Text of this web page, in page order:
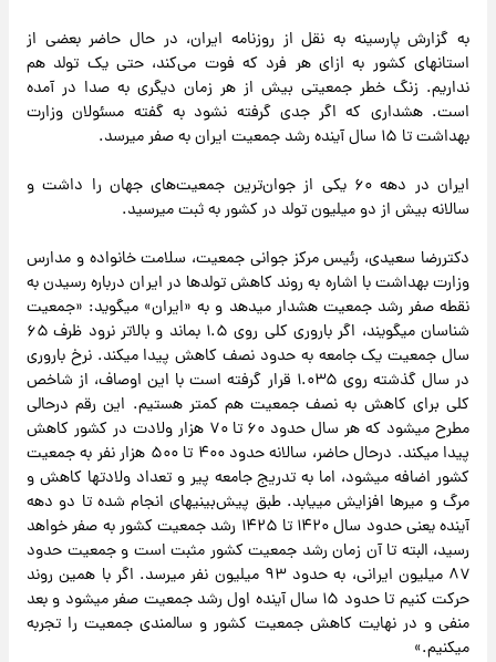
به گزارش پارسینه به نقل از روزنامه ایران، در حال حاضر بعضی از
استان‎های کشور به ازای هر فرد که فوت می‌کند، حتی یک تولد هم
نداریم. زنگ خطر جمعیتی بیش از هر زمان دیگری به صدا در آمده
است. هشداری که اگر جدی گرفته نشود به گفته مسئولان وزارت
بهداشت تا ۱۵ سال آینده رشد جمعیت ایران به صفر می‎رسد.
ایران در دهه ۶۰ یکی از جوان‌ترین جمعیت‌های جهان را داشت و
سالانه بیش از دو میلیون تولد در کشور به ثبت می‎رسید.
دکتررضا سعیدی، رئیس مرکز جوانی جمعیت، سلامت خانواده و مدارس
وزارت بهداشت با اشاره به روند کاهش تولدها در ایران درباره رسیدن به
نقطه صفر رشد جمعیت هشدار می‎دهد و به «ایران» می‎گوید: «جمعیت
شناسان می‎گویند، اگر باروری کلی روی ۱.۵ بماند و بالاتر نرود ظرف ۶۵
سال جمعیت یک جامعه به حدود نصف کاهش پیدا می‎کند. نرخ باروری
در سال گذشته روی ۱.۰۳۵ قرار گرفته است با این اوصاف، از شاخص
کلی برای کاهش به نصف جمعیت هم کمتر هستیم. این رقم درحالی
مطرح می‎شود که هر سال حدود ۶۰ تا ۷۰ هزار ولادت در کشور کاهش
پیدا می‎کند. درحال حاضر، سالانه حدود ۴۰۰ تا ۵۰۰ هزار نفر به جمعیت
کشور اضافه می‎شود، اما به تدریج جامعه پیر و تعداد ولادت‎ها کاهش و
مرگ و میرها افزایش می‎یابد. طبق پیش‌بینی‎های انجام شده تا دو دهه
آینده یعنی حدود سال ۱۴۲۰ تا ۱۴۲۵ رشد جمعیت کشور به صفر خواهد
رسید، البته تا آن زمان رشد جمعیت کشور مثبت است و جمعیت حدود
۸۷ میلیون ایرانی، به حدود ۹۳ میلیون نفر می‎رسد. اگر با همین روند
حرکت کنیم تا حدود ۱۵ سال آینده اول رشد جمعیت صفر می‎شود و بعد
منفی و در نهایت کاهش جمعیت کشور و سالمندی جمعیت را تجربه
می‎کنیم.»